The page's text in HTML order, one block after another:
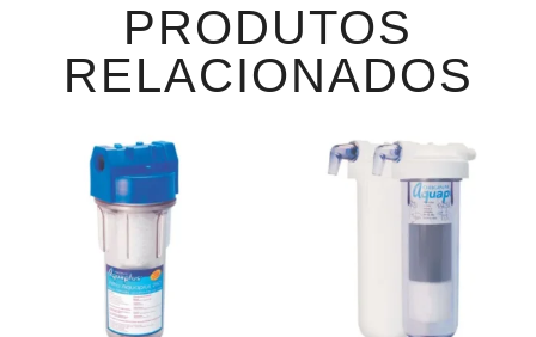
PRODUTOS
RELACIONADOS